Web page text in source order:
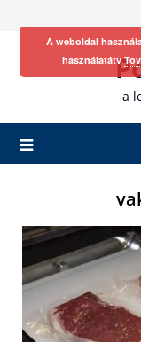
a
A weboldal
használatátv